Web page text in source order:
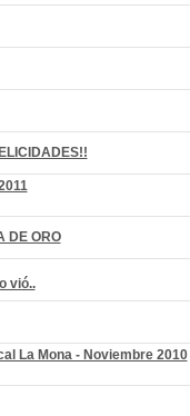
DE ORO
vió..
La Mona - Noviembre 2010